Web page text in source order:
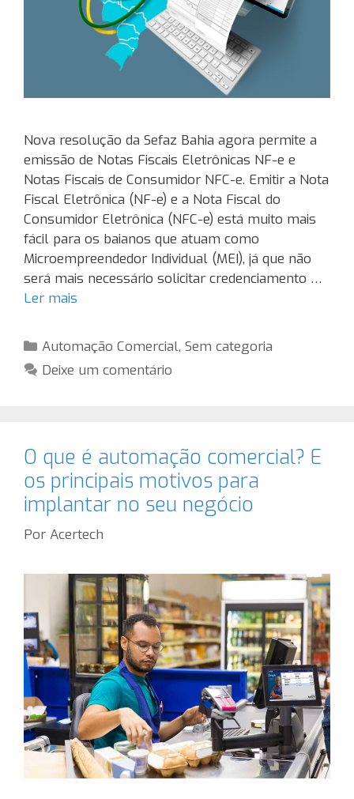
Nova resolução da Sefaz Bahia agora permite a
emissão de Notas Fiscais Eletrônicas NF-e e
Notas Fiscais de Consumidor NFC-e. Emitir a Nota
Fiscal Eletrônica (NF-e) e a Nota Fiscal do
Consumidor Eletrônica (NFC-e) está muito mais
fácil para os baianos que atuam como
Microempreendedor Individual (MEI), já que não
será mais necessário solicitar credenciamento …
Ler mais
Categorias
Automação Comercial,Sem categoria
Deixe um comentário
O que é automação comercial? E
os principais motivos para
implantar no seu negócio
Por Acertech